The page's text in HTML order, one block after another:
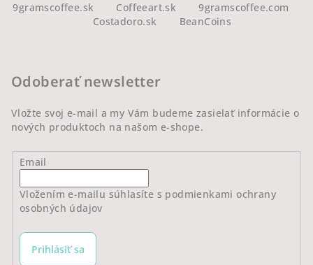
9gramscoffee.sk Coffeeart.sk
9gramscoffee.com
Costadoro.sk
BeanCoins
Odoberať newsletter
Vložte svoj e-mail a my Vám budeme zasielať informácie o
nových produktoch na našom e-shope.
Email
Vložením e-mailu súhlasíte s podmienkami ochrany
osobných údajov
Prihlásiť sa